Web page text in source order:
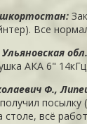
:
Все
АКА 6"
Ф.,
посылку
всё